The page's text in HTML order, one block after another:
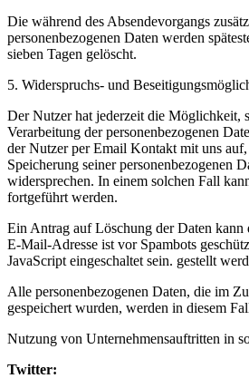
Die während des Absendevorgangs
personenbezogenen Daten werden
sieben Tagen gelöscht.
5. Widerspruchs- und
Der Nutzer hat jederzeit die Möglichkeit,
Verarbeitung der personenbezogenen
der Nutzer per Email Kontakt mit uns
Speicherung seiner personenbezogenen
widersprechen. In einem solchen Fall
fortgeführt werden.
Ein Antrag auf Löschung der Daten kann
E-Mail-Adresse ist vor Spambots
JavaScript eingeschaltet sein. gestellt
Alle personenbezogenen Daten, die im
gespeichert wurden, werden in diesem
Nutzung von Unternehmensauftritten in
Twitter: